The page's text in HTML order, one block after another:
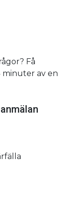
Få
minuter av en